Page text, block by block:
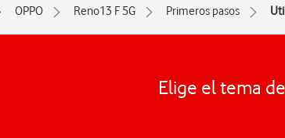
OPPO Reno13 F 5G Primeros pasos
Elige el tema